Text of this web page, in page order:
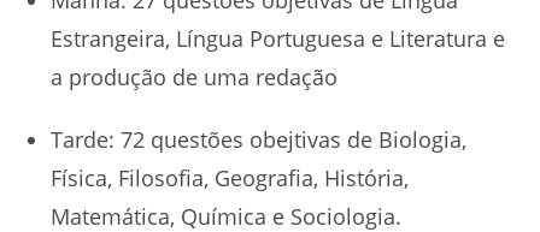
Estrangeira, Língua Portuguesa e Literatura e
a produção de uma redação
Tarde: 72 questões obejtivas de Biologia,
Física, Filosofia, Geografia, História,
Matemática, Química e Sociologia.